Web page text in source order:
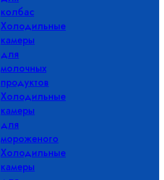
колбас
Холодильные
камеры
для
молочных
продуктов
Холодильные
камеры
для
мороженого
Холодильные
камеры